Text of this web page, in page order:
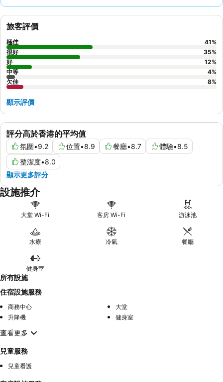
評分高於香港的平均值
氛圍•9.2 位置•8.9 餐廳•8.7 體驗•8.5
整潔度•8.0
顯示更多評分
旅客評價
極佳 41%
很好
35%
好
12%
中等
4%
欠佳
8%
顯示評價
設施推介
大堂 Wi-Fi 客房 Wi-Fi 游泳池
水療 冷氣 餐廳
健身室
所有設施
住宿設施服務
商務中心
大堂
升降機
健身室
查看更多
兒童服務
兒童看護